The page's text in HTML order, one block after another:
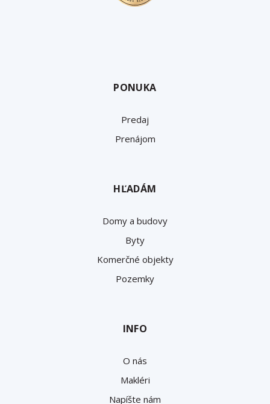
PONUKA
Predaj
Prenájom
HĽADÁM
Domy a budovy
Byty
Komerčné objekty
Pozemky
INFO
O nás
Makléri
Napíšte nám